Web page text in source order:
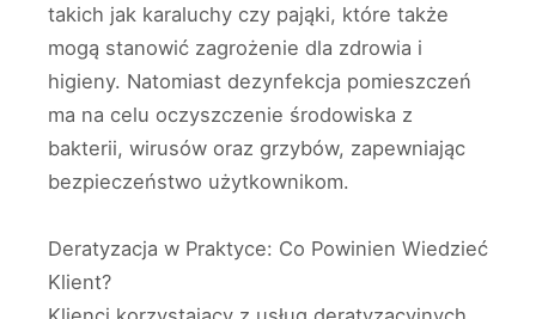
takich jak karaluchy czy pająki, które także
mogą stanowić zagrożenie dla zdrowia i
higieny. Natomiast dezynfekcja pomieszczeń
ma na celu oczyszczenie środowiska z
bakterii, wirusów oraz grzybów, zapewniając
bezpieczeństwo użytkownikom.
Deratyzacja w Praktyce: Co Powinien Wiedzieć
Klient?